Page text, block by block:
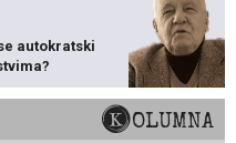
se autokratski
KOLUMNA